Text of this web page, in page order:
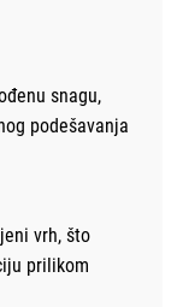
snagu,
podešavanja
vrh, što
prilikom